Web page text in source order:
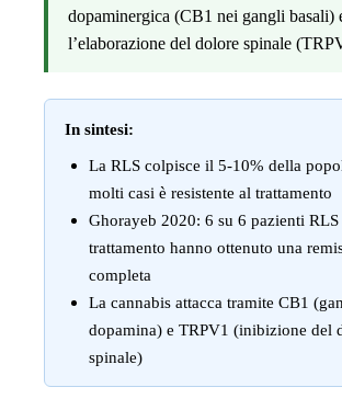
dopaminergica (CB1 nei gangli basali)
l’elaborazione del dolore spinale
In sintesi:
La RLS colpisce il 5-10% della
molti casi è resistente al trattamento
Ghorayeb 2020: 6 su 6 pazienti RLS
trattamento hanno ottenuto una
completa
La cannabis attacca tramite CB1
dopamina) e TRPV1 (inibizione del
spinale)